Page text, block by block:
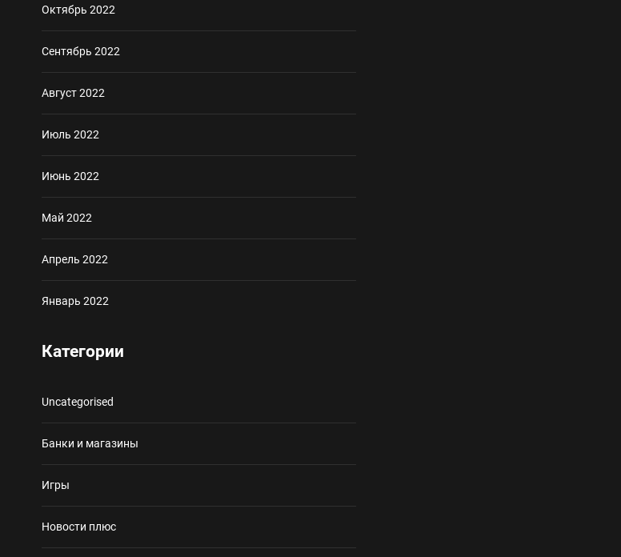
Октябрь 2022
Сентябрь 2022
Август 2022
Июль 2022
Июнь 2022
Май 2022
Апрель 2022
Январь 2022
Категории
Uncategorised
Банки и магазины
Игры
Новости плюс